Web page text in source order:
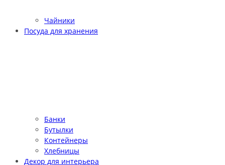
Чайники
Посуда для хранения
Банки
Бутылки
Контейнеры
Хлебницы
Декор для интерьера